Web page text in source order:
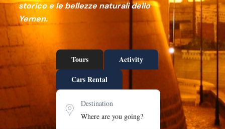
storico e le bellezze naturali dello
Yemen.
Tours
Activity
Cars Rental
Destination